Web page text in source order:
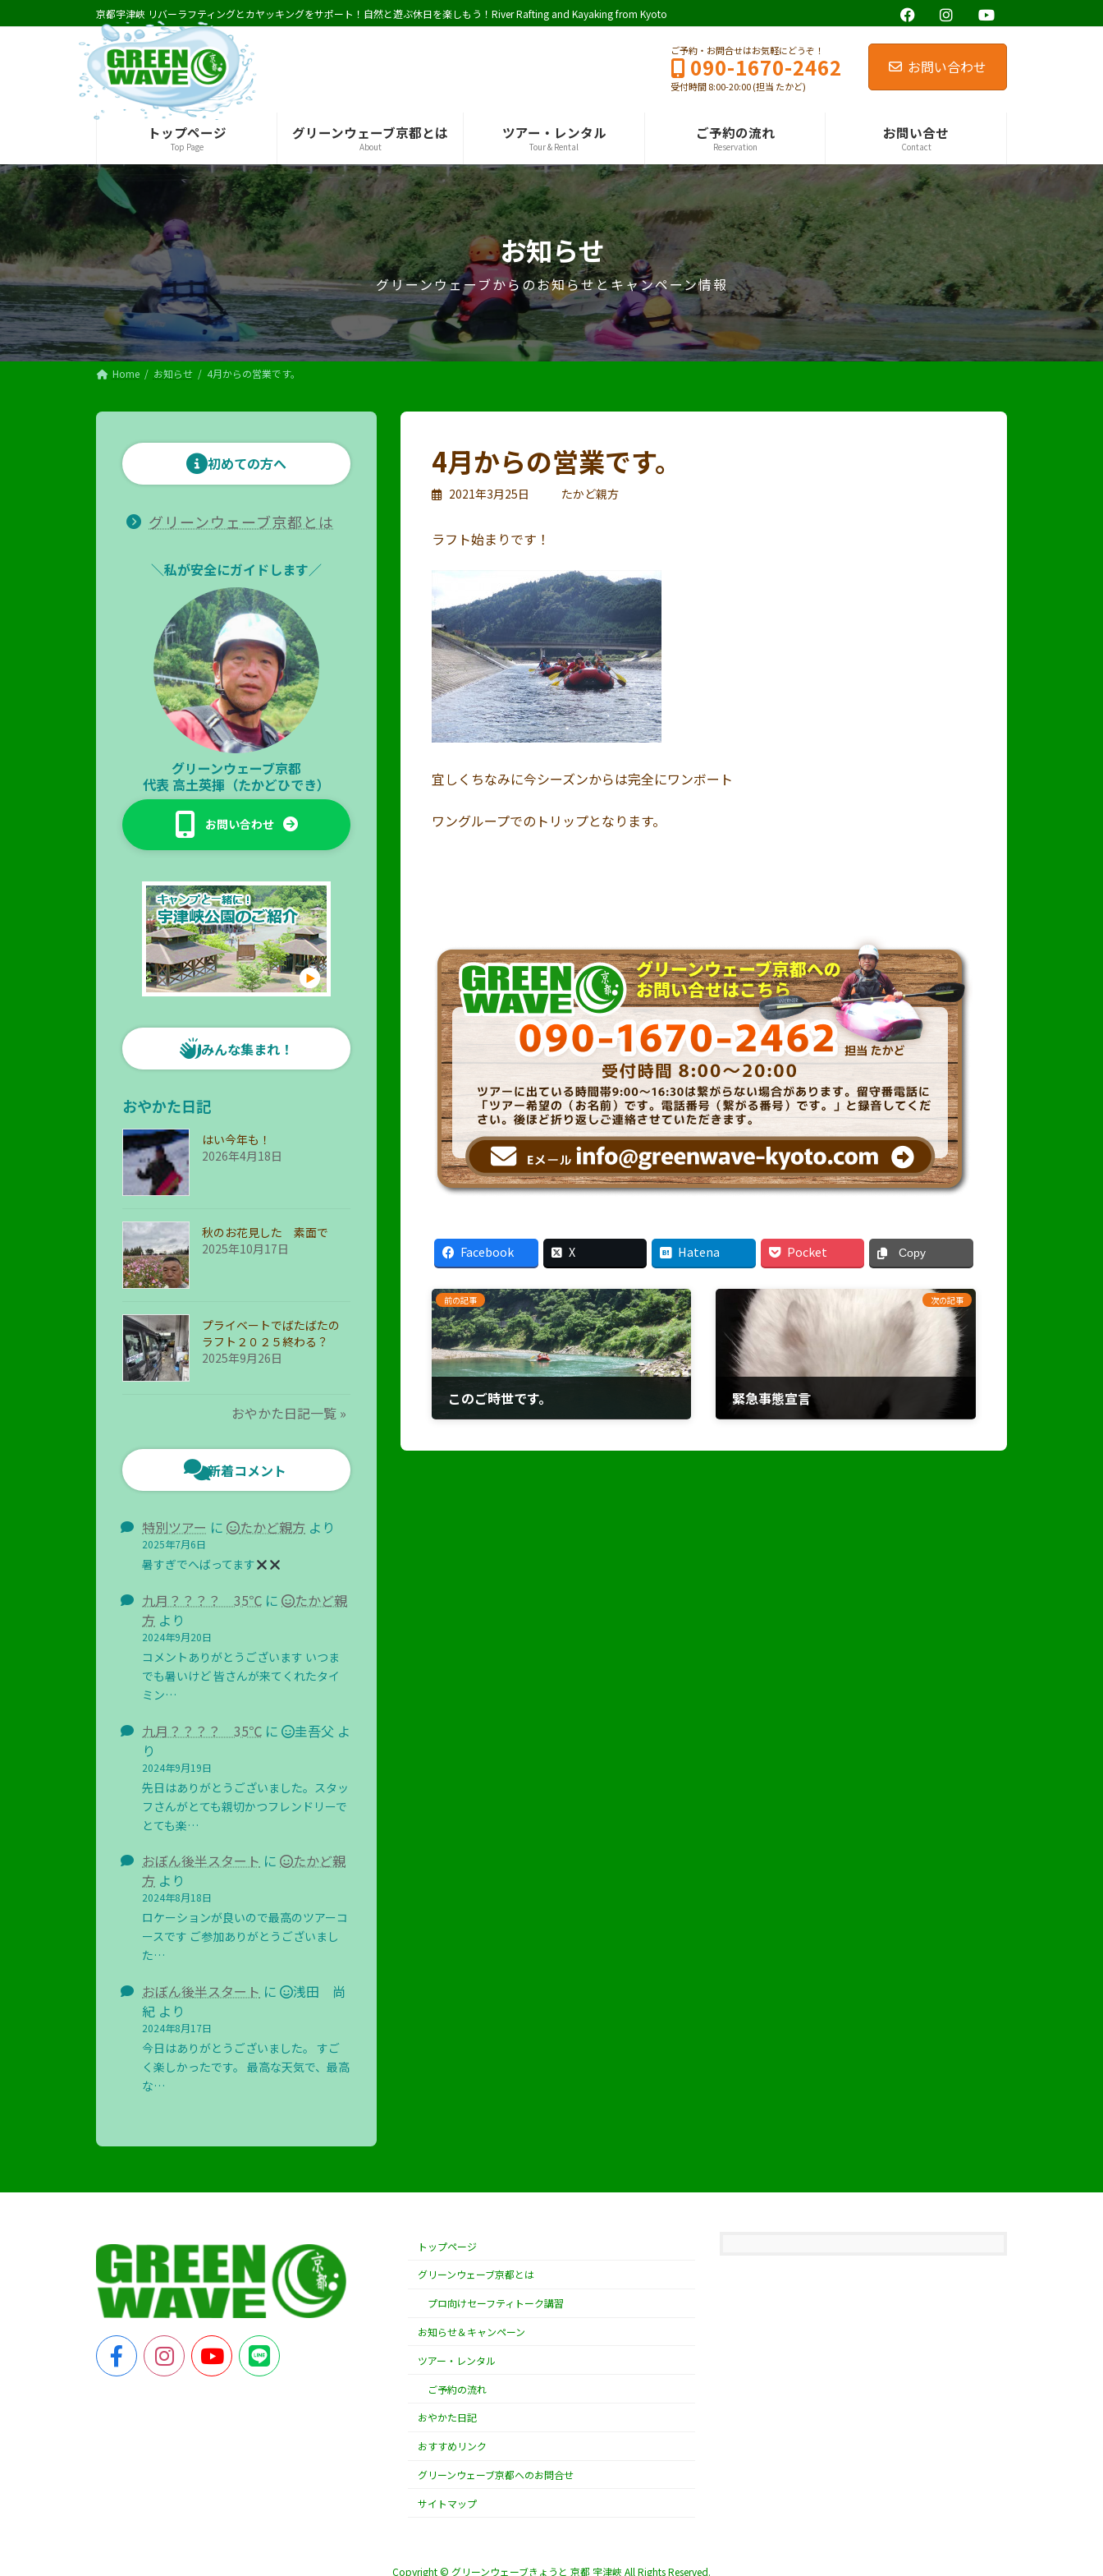
ン
ッ
プ
ビ
移
動
京都宇津峽 リバーラフティングとカヤッキングをサポート！自然と遊ぶ休日を楽しもう！River Rafting and Kayaking from Kyoto
ご予約・お問合せはお気軽にどうぞ！
090-1670-2462
受付時間 8:00-20:00 (担当 たかど)
お問い合わせ
トップページ
Top Page
グリーンウェーブ京都とは
About
ツアー・レンタル
Tour & Rental
ご予約の流れ
Reservation
お問い合せ
Contact
お知らせ
グリーンウェーブからのお知らせとキャンペーン情報
Home お知らせ 4月からの営業です。
4月からの営業です。
2021年3月25日 たかど親方
ラフト始まりです！
宜しくちなみに今シーズンからは完全にワンボート
ワングループでのトリップとなります。
Facebook X Hatena Pocket Copy
前の記事
このご時世です。
次の記事
緊急事態宣言
初めての方へ
グリーンウェーブ京都とは
＼私が安全にガイドします／
グリーンウェーブ京都
代表 高土英揮（たかどひでき）
お問い合わせ
みんな集まれ！
おやかた日記
はい今年も！
2026年4月18日
秋のお花見した 素面で
2025年10月17日
プライベートでばたばたの
ラフト２０２５終わる？
2025年9月26日
おやかた日記一覧 »
新着コメント
特別ツアー に たかど親方 より
2025年7月6日
暑すぎでへばってます
九月？？？？ 35℃ に
たかど親
方 より
2024年9月20日
コメントありがとうございます いつま
でも暑いけど 皆さんが来てくれたタイ
ミン…
九月？？？？ 35℃ に 圭吾父 よ
り
2024年9月19日
先日はありがとうございました。スタッ
フさんがとても親切かつフレンドリーで
とても楽…
おぼん後半スタート に
たかど親
方 より
2024年8月18日
ロケーションが良いので最高のツアーコ
ースです ご参加ありがとうございまし
た…
おぼん後半スタート に
浅田 尚
紀 より
2024年8月17日
今日はありがとうございました。 すご
く楽しかったです。 最高な天気で、最高
な…
トップページ
グリーンウェーブ京都とは
プロ向けセーフティトーク講習
お知らせ＆キャンペーン
ツアー・レンタル
ご予約の流れ
おやかた日記
おすすめリンク
グリーンウェーブ京都へのお問合せ
サイトマップ
Copyright © グリーンウェーブきょうと 京都 宇津峽 All Rights Reserved.